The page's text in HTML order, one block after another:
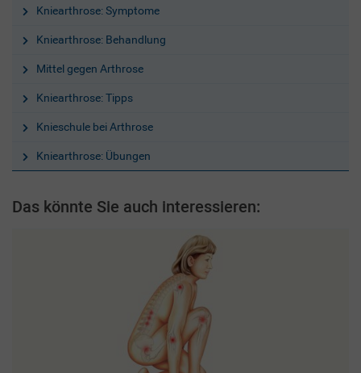
Kniearthrose: Symptome
Kniearthrose: Behandlung
Mittel gegen Arthrose
Kniearthrose: Tipps
Knieschule bei Arthrose
Kniearthrose: Übungen
Das könnte Sie auch interessieren: